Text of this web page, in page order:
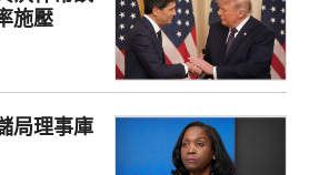
施壓
局理事庫